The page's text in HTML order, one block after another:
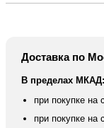
Доставка по
В пределах МКАД:
при покупке
при покупке